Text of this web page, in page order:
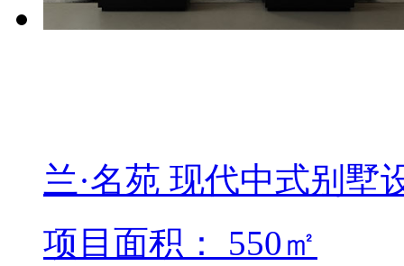
兰·名苑 现代中式别墅
项目面积： 550㎡